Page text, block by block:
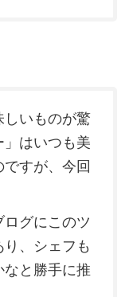
しいものが驚
」はいつも美
すが、今回
グにこのツ
、シェフも
と勝手に推